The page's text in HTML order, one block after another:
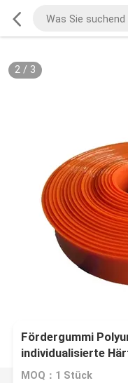
2/ 3
Fördergummi
individualisierte
MOQ：1 Stück